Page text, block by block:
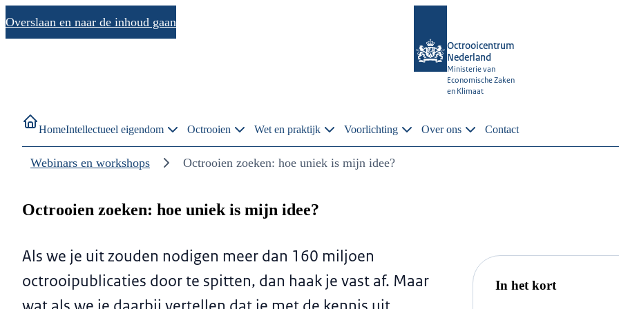
Overslaan en naar de inhoud gaan
Octrooicentrum
Nederland
Ministerie van
Economische Zaken
en Klimaat
HomeIntellectueel eigendom Octrooien Wet en praktijk Voorlichting Over ons Contact
Webinars en workshops Octrooien zoeken: hoe uniek is mijn idee?
Octrooien zoeken: hoe uniek is mijn idee?
Als we je uit zouden nodigen meer dan 160 miljoen
octrooipublicaties door te spitten, dan haak je vast af. Maar
In het kort